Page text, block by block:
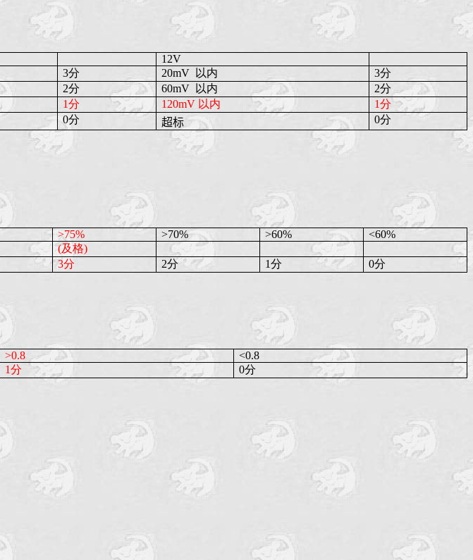
12V
3分 20mV 以内
3分
2分 60mV 以内
2分
1分 120mV 以内
1分
0分 超标 0分
>75% >70% >60%
<60%
(及格)
3分 2分 1分 0分
>0.8
<0.8
1分 0分